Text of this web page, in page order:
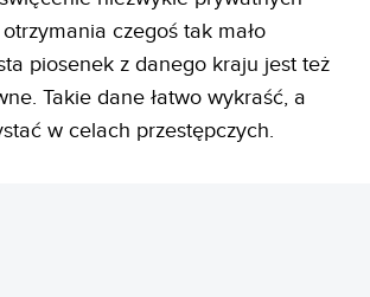
czegoś tak mało
piosenek z danego kraju jest też
Takie dane łatwo wykraść, a
w celach przestępczych.